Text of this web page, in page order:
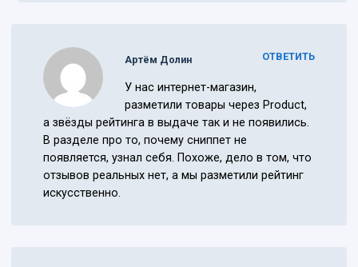
ОТВЕТИТЬ
Артём Долин
У нас интернет-магазин,
разметили товары через Product,
а звёзды рейтинга в выдаче так и не появились.
В разделе про то, почему сниппет не
появляется, узнал себя. Похоже, дело в том, что
отзывов реальных нет, а мы разметили рейтинг
искусственно.